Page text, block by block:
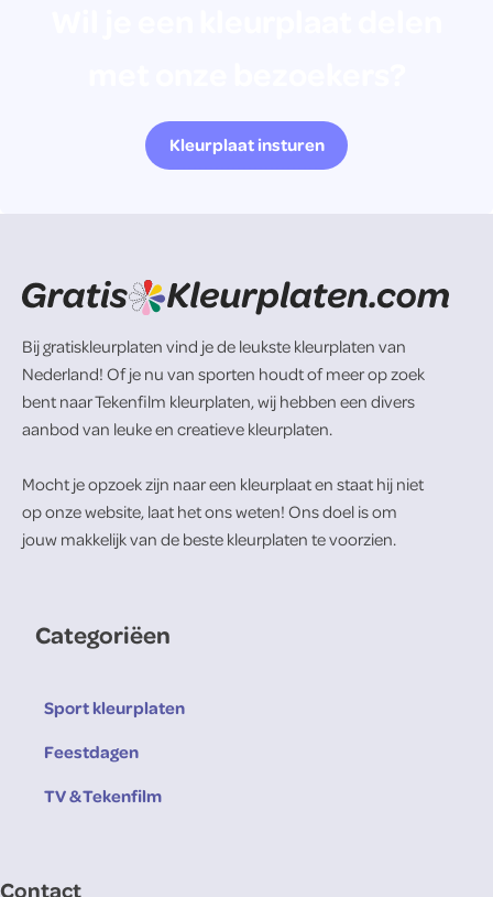
Kleurplaat insturen
Bij gratiskleurplaten vind je de leukste kleurplaten van
Nederland! Of je nu van sporten houdt of meer op zoek
bent naar Tekenfilm kleurplaten, wij hebben een divers
aanbod van leuke en creatieve kleurplaten.
Mocht je opzoek zijn naar een kleurplaat en staat hij niet
op onze website, laat het ons weten! Ons doel is om
jouw makkelijk van de beste kleurplaten te voorzien.
Categoriëen
Sport kleurplaten
Feestdagen
TV & Tekenfilm
Contact